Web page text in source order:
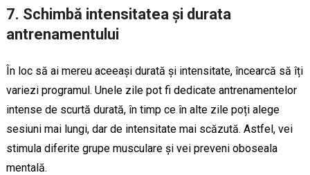
7. Schimbă intensitatea și durata
antrenamentului
În loc să ai mereu aceeași durată și intensitate, încearcă să îți
variezi programul. Unele zile pot fi dedicate antrenamentelor
intense de scurtă durată, în timp ce în alte zile poți alege
sesiuni mai lungi, dar de intensitate mai scăzută. Astfel, vei
stimula diferite grupe musculare și vei preveni oboseala
mentală.